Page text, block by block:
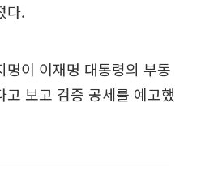
다.
명이 이재명 대통령의 부동
보고 검증 공세를 예고했